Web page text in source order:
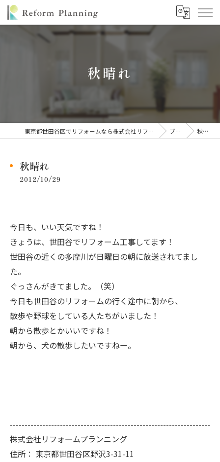
秋晴れ
東京都世田谷区でリフォームなら株式会社リフォームプランニング ブログ 秋晴れ
秋晴れ
2012/10/29
今日も、いい天気ですね！
きょうは、世田谷でリフォーム工事してます！
世田谷の近くの多摩川が日曜日の朝に放送されてまし
た。
ぐっさんがきてました。（笑）
今日も世田谷のリフォームの行く途中に朝から、
散歩や野球をしている人たちがいました！
朝から散歩とかいいですね！
朝から、犬の散歩したいですねー。
--------------------------------------------------------------------
株式会社リフォームプランニング
住所： 東京都世田谷区野沢3-31-11